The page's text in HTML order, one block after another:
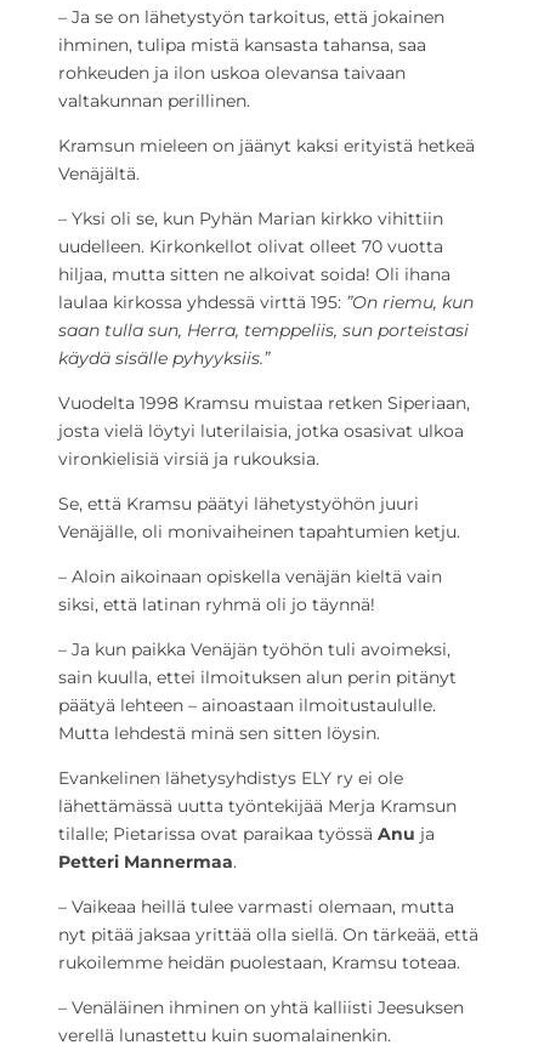
– Ja se on lähetystyön tarkoitus, että jokainen
ihminen, tulipa mistä kansasta tahansa, saa
rohkeuden ja ilon uskoa olevansa taivaan
valtakunnan perillinen.
Kramsun mieleen on jäänyt kaksi erityistä hetkeä
Venäjältä.
– Yksi oli se, kun Pyhän Marian kirkko vihittiin
uudelleen. Kirkonkellot olivat olleet 70 vuotta
hiljaa, mutta sitten ne alkoivat soida! Oli ihana
laulaa kirkossa yhdessä virttä 195: ”On riemu, kun
saan tulla sun, Herra, temppeliis, sun porteistasi
käydä sisälle pyhyyksiis.”
Vuodelta 1998 Kramsu muistaa retken Siperiaan,
josta vielä löytyi luterilaisia, jotka osasivat ulkoa
vironkielisiä virsiä ja rukouksia.
Se, että Kramsu päätyi lähetystyöhön juuri
Venäjälle, oli monivaiheinen tapahtumien ketju.
– Aloin aikoinaan opiskella venäjän kieltä vain
siksi, että latinan ryhmä oli jo täynnä!
– Ja kun paikka Venäjän työhön tuli avoimeksi,
sain kuulla, ettei ilmoituksen alun perin pitänyt
päätyä lehteen – ainoastaan ilmoitustaululle.
Mutta lehdestä minä sen sitten löysin.
Evankelinen lähetysyhdistys ELY ry ei ole
lähettämässä uutta työntekijää Merja Kramsun
tilalle; Pietarissa ovat paraikaa työssä Anu ja
Petteri Mannermaa.
– Vaikeaa heillä tulee varmasti olemaan, mutta
nyt pitää jaksaa yrittää olla siellä. On tärkeää, että
rukoilemme heidän puolestaan, Kramsu toteaa.
– Venäläinen ihminen on yhtä kalliisti Jeesuksen
verellä lunastettu kuin suomalainenkin.